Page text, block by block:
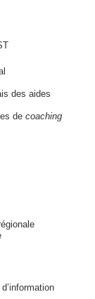
des aides
de coaching